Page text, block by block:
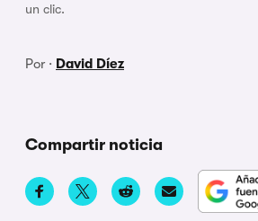
un clic.
Por · David Díez
Compartir noticia